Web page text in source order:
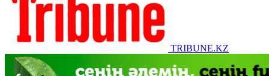
TRIBUNE.KZ